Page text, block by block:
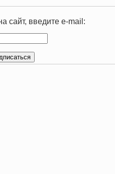
сайт, введите e-mail: